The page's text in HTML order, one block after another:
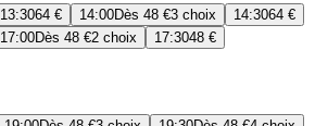
13:3064 € 14:00Dès 48 €3 choix 14:3064 €
17:00Dès 48 €2 choix 17:3048 €